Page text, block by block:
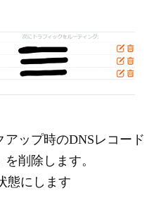
ップ時のDNSレコード
を削除します。
態にします